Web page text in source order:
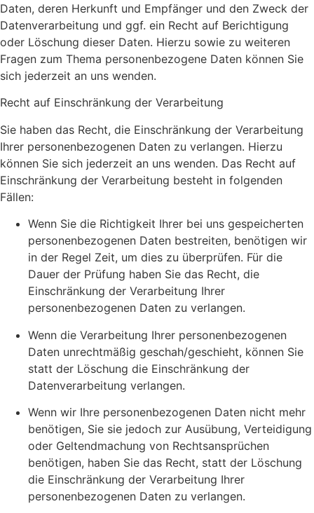
Daten, deren Herkunft und Empfänger und den Zweck der
Datenverarbeitung und ggf. ein Recht auf Berichtigung
oder Löschung dieser Daten. Hierzu sowie zu weiteren
Fragen zum Thema personenbezogene Daten können Sie
sich jederzeit an uns wenden.
Recht auf Einschränkung der Verarbeitung
Sie haben das Recht, die Einschränkung der Verarbeitung
Ihrer personenbezogenen Daten zu verlangen. Hierzu
können Sie sich jederzeit an uns wenden. Das Recht auf
Einschränkung der Verarbeitung besteht in folgenden
Fällen:
Wenn Sie die Richtigkeit Ihrer bei uns gespeicherten
personenbezogenen Daten bestreiten, benötigen wir
in der Regel Zeit, um dies zu überprüfen. Für die
Dauer der Prüfung haben Sie das Recht, die
Einschränkung der Verarbeitung Ihrer
personenbezogenen Daten zu verlangen.
Wenn die Verarbeitung Ihrer personenbezogenen
Daten unrechtmäßig geschah/geschieht, können Sie
statt der Löschung die Einschränkung der
Datenverarbeitung verlangen.
Wenn wir Ihre personenbezogenen Daten nicht mehr
benötigen, Sie sie jedoch zur Ausübung, Verteidigung
oder Geltendmachung von Rechtsansprüchen
benötigen, haben Sie das Recht, statt der Löschung
die Einschränkung der Verarbeitung Ihrer
personenbezogenen Daten zu verlangen.